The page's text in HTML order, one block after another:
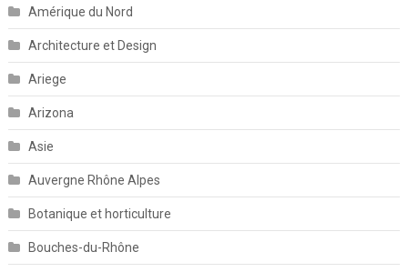
Amérique du Nord
Architecture et Design
Ariege
Arizona
Asie
Auvergne Rhône Alpes
Botanique et horticulture
Bouches-du-Rhône